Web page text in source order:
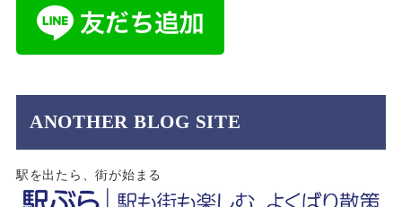
ANOTHER BLOG SITE
駅を出たら、街が始まる